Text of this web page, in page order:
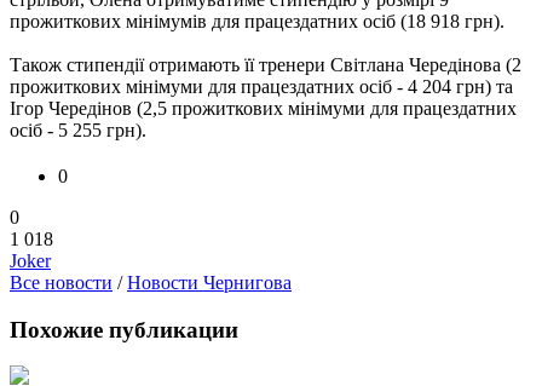
прожиткових мінімумів для працездатних осіб (18 918 грн).
Також стипендії отримають її тренери Світлана Чередінова (2
прожиткових мінімуми для працездатних осіб - 4 204 грн) та
Ігор Чередінов (2,5 прожиткових мінімуми для працездатних
осіб - 5 255 грн).
0
0
1 018
Joker
Все новости /Новости Чернигова
Похожие публикации